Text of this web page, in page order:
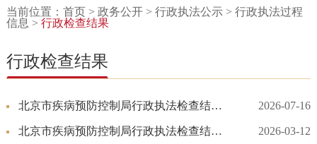
当前位置： 首页> 政务公开> 行政执法公示> 行政执法过程
信息 > 行政检查结果
行政检查结果
北京市疾病预防控制局行政执法检查结果公示（2026年第二季度） 2026-07-16
北京市疾病预防控制局行政执法检查结果公示（2025年第四季度） 2026-03-12